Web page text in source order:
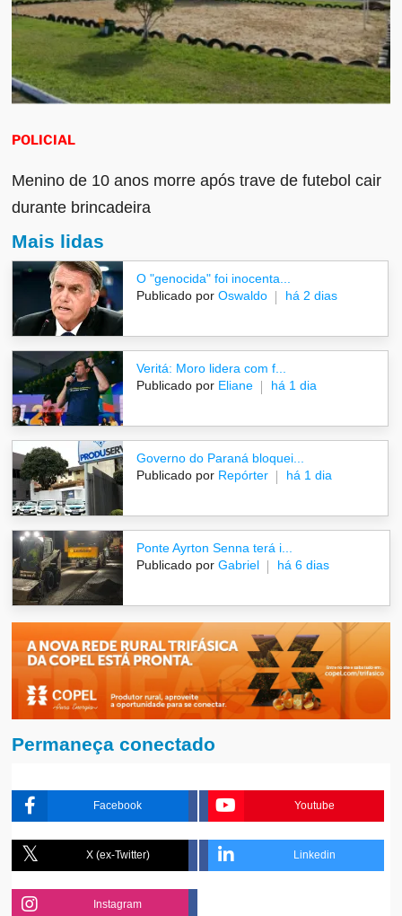
POLICIAL
Menino de 10 anos morre após trave de futebol cair
durante brincadeira
Mais lidas
O "genocida" foi inocenta...
Publicado por Oswaldo há 2 dias
Veritá: Moro lidera com f...
Publicado por Eliane há 1 dia
Governo do Paraná bloquei...
Publicado por Repórter há 1 dia
Ponte Ayrton Senna terá i...
Publicado por Gabriel há 6 dias
Permaneça conectado
Facebook Youtube
X (ex-Twitter) Linkedin
Instagram